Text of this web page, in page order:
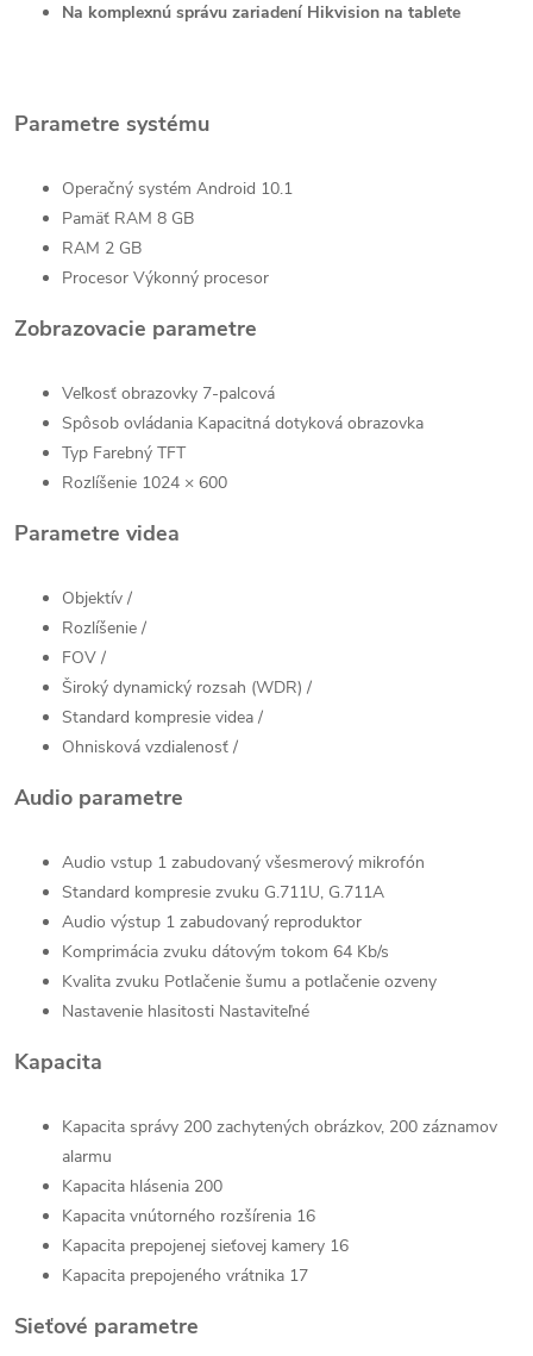
Na komplexnú správu zariadení Hikvision na tablete
Parametre systému
Operačný systém Android 10.1
Pamäť RAM 8 GB
RAM 2 GB
Procesor Výkonný procesor
Zobrazovacie parametre
Veľkosť obrazovky 7-palcová
Spôsob ovládania Kapacitná dotyková obrazovka
Typ Farebný TFT
Rozlíšenie 1024 × 600
Parametre videa
Objektív /
Rozlíšenie /
FOV /
Široký dynamický rozsah (WDR) /
Standard kompresie videa /
Ohnisková vzdialenosť /
Audio parametre
Audio vstup 1 zabudovaný všesmerový mikrofón
Standard kompresie zvuku G.711U, G.711A
Audio výstup 1 zabudovaný reproduktor
Komprimácia zvuku dátovým tokom 64 Kb/s
Kvalita zvuku Potlačenie šumu a potlačenie ozveny
Nastavenie hlasitosti Nastaviteľné
Kapacita
Kapacita správy 200 zachytených obrázkov, 200 záznamov
alarmu
Kapacita hlásenia 200
Kapacita vnútorného rozšírenia 16
Kapacita prepojenej sieťovej kamery 16
Kapacita prepojeného vrátnika 17
Sieťové parametre